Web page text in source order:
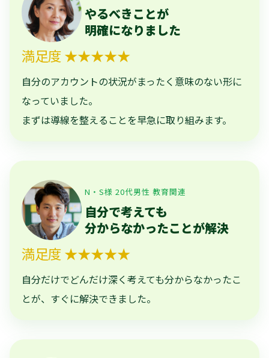
やるべきことが
明確になりました
満足度 ★★★★★
自分のアカウントの状況がまったく意味のない形に
なっていました。
まずは導線を整えることを早急に取り組みます。
N・S様 20代男性 教育関連
自分で考えても
分からなかったことが解決
満足度 ★★★★★
自分だけでどんだけ深く考えても分からなかったこ
とが、すぐに解決できました。